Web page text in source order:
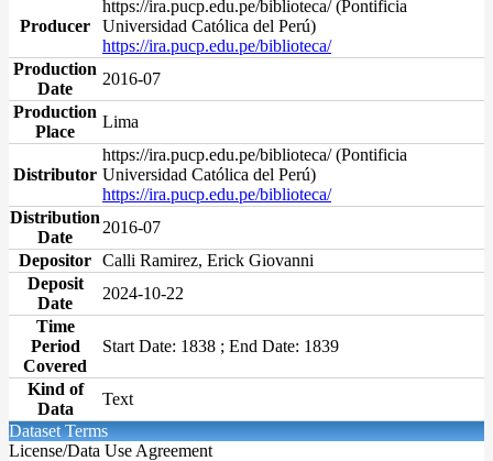
Producer
https://ira.pucp.edu.pe/biblioteca/ (Pontificia
Universidad Católica del Perú)
https://ira.pucp.edu.pe/biblioteca/
Production
Date
2016-07
Production
Place
Lima
Distributor
https://ira.pucp.edu.pe/biblioteca/ (Pontificia
Universidad Católica del Perú)
https://ira.pucp.edu.pe/biblioteca/
Distribution
Date
2016-07
Depositor Calli Ramirez, Erick Giovanni
Deposit
Date
2024-10-22
Time
Period
Covered
Start Date: 1838 ; End Date: 1839
Kind of
Data
Text
Dataset Terms
License/Data Use Agreement